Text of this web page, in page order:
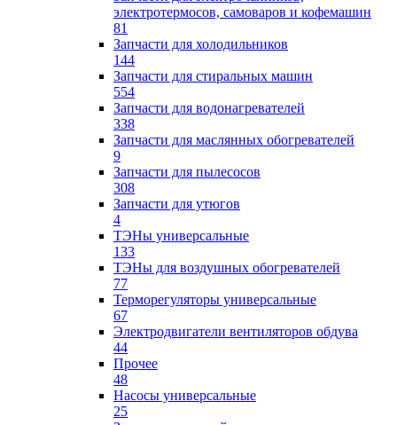
электротермосов, самоваров и кофемашин
81
Запчасти для холодильников
144
Запчасти для стиральных машин
554
Запчасти для водонагревателей
338
Запчасти для маслянных обогревателей
9
Запчасти для пылесосов
308
Запчасти для утюгов
4
ТЭНы универсальные
133
ТЭНы для воздушных обогревателей
77
Терморегуляторы универсальные
67
Электродвигатели вентиляторов обдува
44
Прочее
48
Насосы универсальные
25